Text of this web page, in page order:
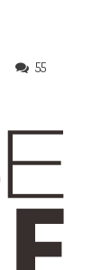
55